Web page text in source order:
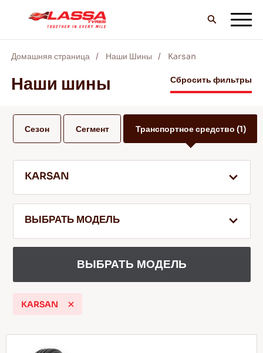
ВCE шины LASSA
БЛОГ И ВИДЕО
ОБСЛУЖИВАНИЕ И ПОМОЩЬ
Домашняя страница Наши Шины Karsan
Наши шины Сбросить фильтры
Сезон Сегмент Транспортное средство (1)
KARSAN
ВЫБРАТЬ МОДЕЛЬ
ВЫБРАТЬ МОДЕЛЬ
KARSAN